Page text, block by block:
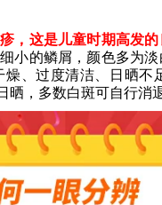
这是儿童时期高发的
小的鳞屑，颜色多为
、过度清洁、日晒
，多数白斑可自行消